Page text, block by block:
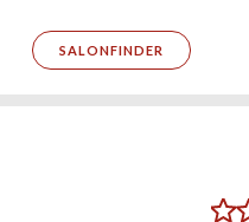
SALONFINDER